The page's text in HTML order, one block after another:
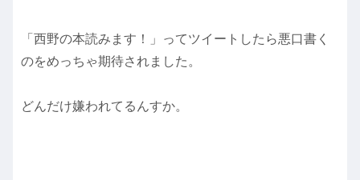
「西野の本読みます！」ってツイートしたら悪口書く
のをめっちゃ期待されました。
どんだけ嫌われてるんすか。